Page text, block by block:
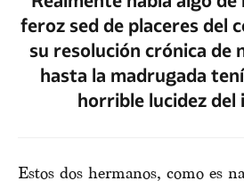
feroz sed de placeres del
su resolución crónica de
hasta la madrugada
horrible lucidez del
Estos dos hermanos, como es